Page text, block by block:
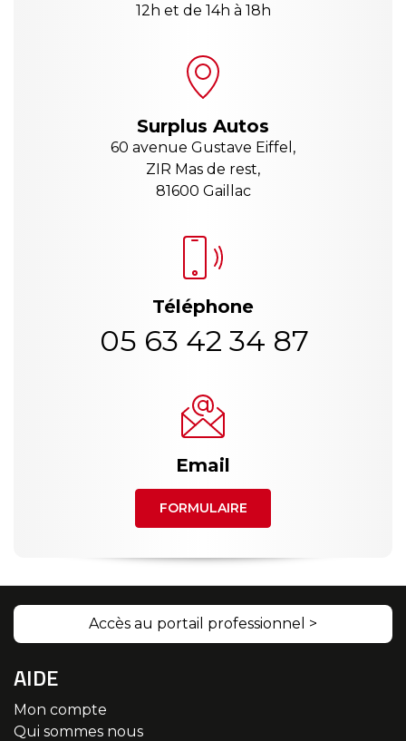
12h et de 14h à 18h
Surplus Autos
60 avenue Gustave Eiffel,
ZIR Mas de rest,
81600 Gaillac
Téléphone
05 63 42 34 87
Email
FORMULAIRE
Accès au portail professionnel >
AIDE
Mon compte
Qui sommes nous